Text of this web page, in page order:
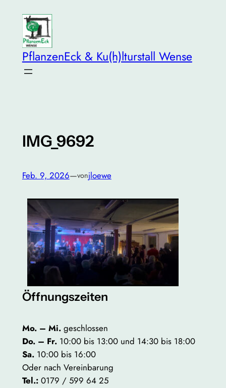
springen
PflanzenEck & Ku(h)lturstall Wense
IMG_9692
Feb. 9, 2026—vonjloewe
Öffnungszeiten
Mo. – Mi.geschlossen
Do. – Fr. 10:00 bis 13:00 und 14:30 bis 18:00
Sa.10:00 bis 16:00
Oder nach Vereinbarung
Tel.:0179 / 599 64 25